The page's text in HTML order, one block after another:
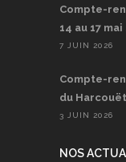
Compte-
14 au 17 mai
7 JUIN 2026
Compte-
du Harcouët
3 JUIN 2026
NOS